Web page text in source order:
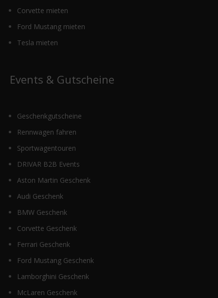
Corvette mieten
Ford Mustang mieten
Tesla mieten
Events & Gutscheine
Geschenkgutscheine
Rennwagen fahren
Sportwagentouren
DRIVAR B2B Events
Aston Martin Geschenk
Audi Geschenk
BMW Geschenk
Corvette Geschenk
Ferrari Geschenk
Ford Mustang Geschenk
Lamborghini Geschenk
McLaren Geschenk